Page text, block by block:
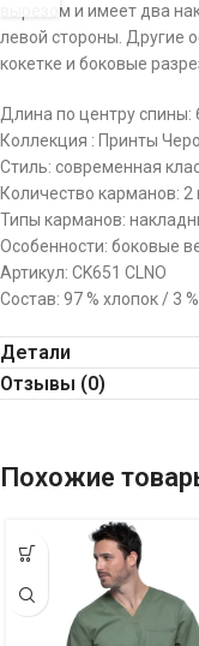
вырезом и имеет два
левой стороны. Другие
кокетке и боковые
Длина по центру спины:
Коллекция : Принты
Стиль: современная
Количество карманов: 2
Типы карманов:
Особенности: боковые
Артикул: CK651 CLNO
Состав: 97 % хлопок / 3
Детали
Отзывы (0)
Похожие